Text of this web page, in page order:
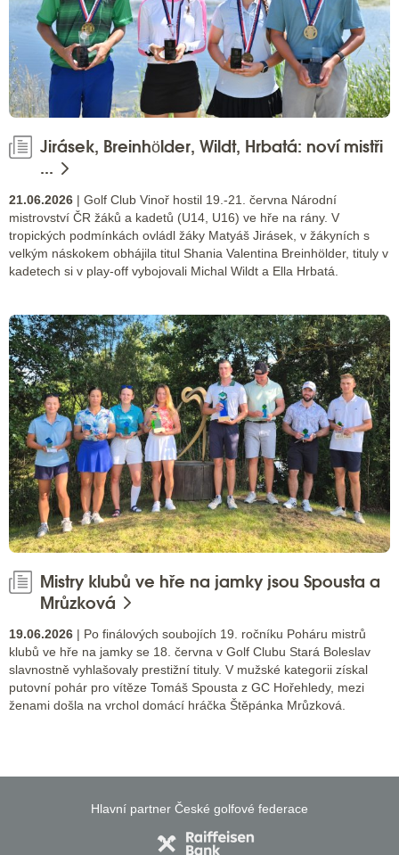
Jirásek, Breinhölder, Wildt, Hrbatá: noví mistři
...
21.06.2026 | Golf Club Vinoř hostil 19.-21. června Národní
mistrovství ČR žáků a kadetů (U14, U16) ve hře na rány. V
tropických podmínkách ovládl žáky Matyáš Jirásek, v žákyních s
velkým náskokem obhájila titul Shania Valentina Breinhölder, tituly v
kadetech si v play-off vybojovali Michal Wildt a Ella Hrbatá.
Mistry klubů ve hře na jamky jsou Spousta a
Mrůzková
19.06.2026 | Po finálových soubojích 19. ročníku Poháru mistrů
klubů ve hře na jamky se 18. června v Golf Clubu Stará Boleslav
slavnostně vyhlašovaly prestižní tituly. V mužské kategorii získal
putovní pohár pro vítěze Tomáš Spousta z GC Hořehledy, mezi
ženami došla na vrchol domácí hráčka Štěpánka Mrůzková.
Hlavní partner České golfové federace